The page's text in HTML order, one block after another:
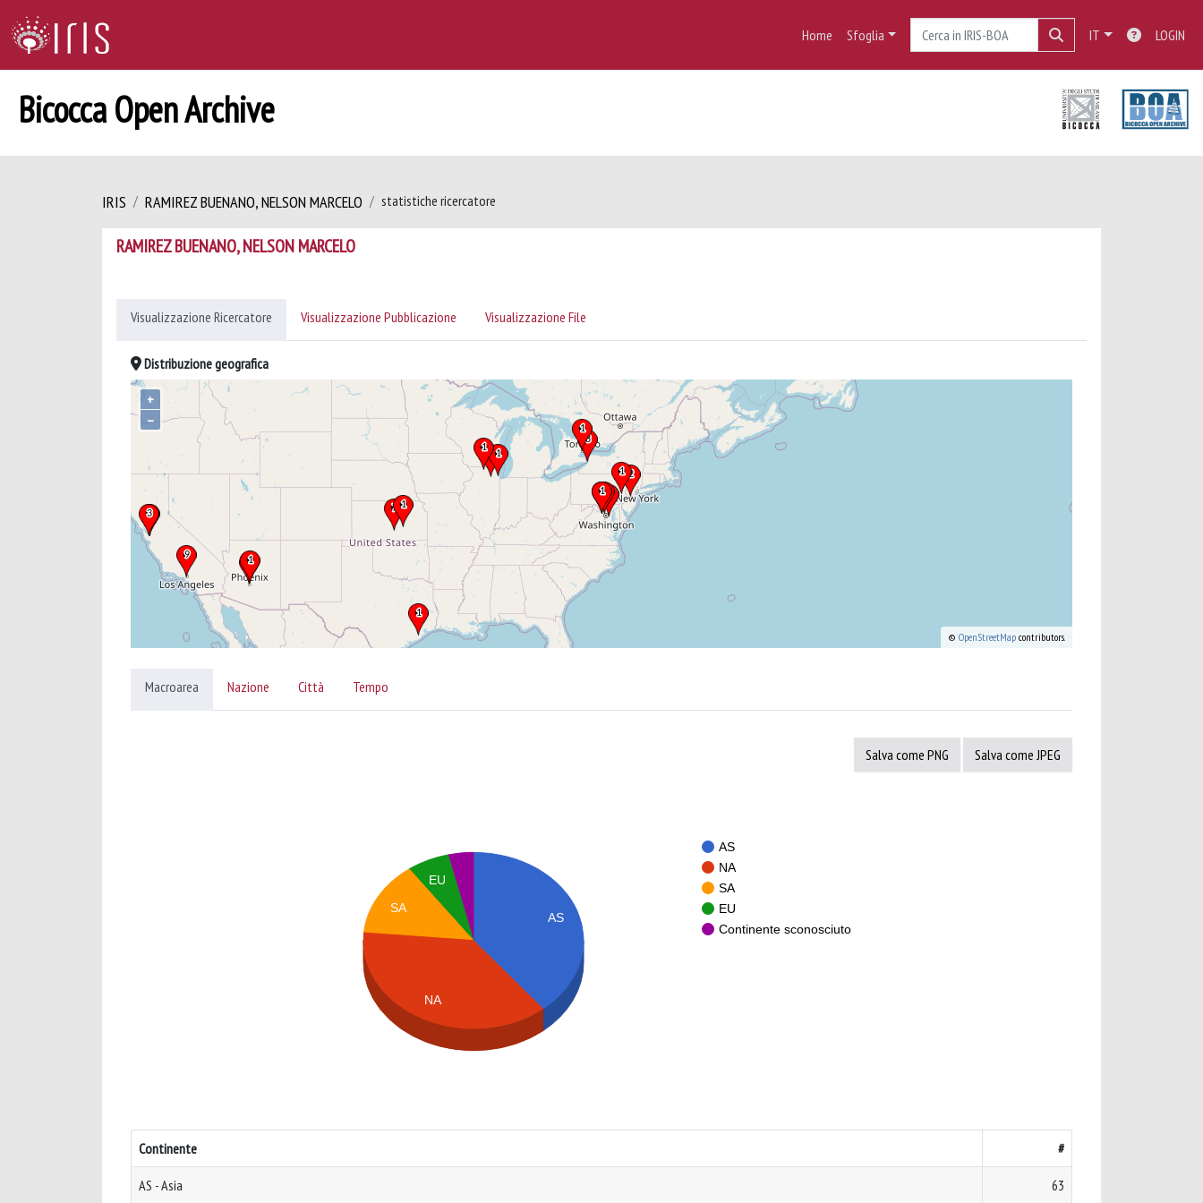
Home Sfoglia IT LOGIN
Bicocca Open Archive
IRIS RAMIREZ BUENANO, NELSON MARCELO statistiche ricercatore
RAMIREZ BUENANO, NELSON MARCELO
Visualizzazione Ricercatore Visualizzazione Pubblicazione Visualizzazione File
Distribuzione geografica
+
–
© OpenStreetMap contributors.
Macroarea Nazione Città Tempo
Salva come PNG Salva come JPEG
AS
NA
SA
EU
Continente sconosciuto
AS
EU
SA
NA
Continente #
AS - Asia 63